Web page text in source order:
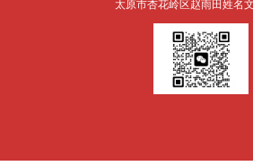
太原市杏花岭区赵雨田姓名